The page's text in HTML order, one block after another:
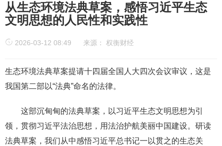
从生态环境法典草案，感悟习近平生态
文明思想的人民性和实践性
2026-03-12 08:49 来源： 权衡财经
生态环境法典草案提请十四届全国人大四次会议审议，这是
我国第二部以“法典”命名的法律。
这部沉甸甸的法典草案，以习近平生态文明思想为引
领，贯彻习近平法治思想，用法治护航美丽中国建设。研读
法典草案，我们从中感悟习近平总书记一以贯之的生态关